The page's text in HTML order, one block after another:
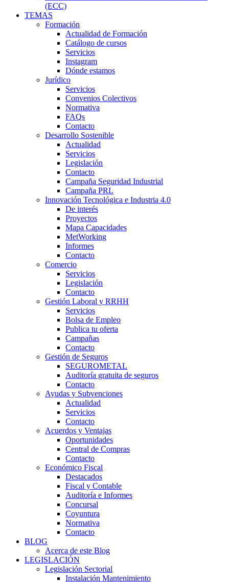
(ECC)
TEMAS
Formación
Actualidad de Formación
Catálogo de cursos
Servicios
Instagram
Dónde estamos
Jurídico
Servicios
Convenios Colectivos
Normativa
FAQs
Contacto
Desarrollo Sostenible
Actualidad
Servicios
Legislación
Contacto
Campaña Seguridad Industrial
Campaña PRL
Innovación Tecnológica e Industria 4.0
De interés
Proyectos
Mapa Capacidades
MetWorking
Informes
Contacto
Comercio
Servicios
Legislación
Contacto
Gestión Laboral y RRHH
Servicios
Bolsa de Empleo
Publica tu oferta
Campañas
Contacto
Gestión de Seguros
SEGUROMETAL
Auditoría gratuita de seguros
Contacto
Ayudas y Subvenciones
Actualidad
Servicios
Contacto
Acuerdos y Ventajas
Oportunidades
Central de Compras
Contacto
Económico Fiscal
Destacados
Fiscal y Contable
Auditoría e Informes
Concursal
Coyuntura
Normativa
Contacto
BLOG
Acerca de este Blog
LEGISLACIÓN
Legislación Sectorial
Instalación Mantenimiento